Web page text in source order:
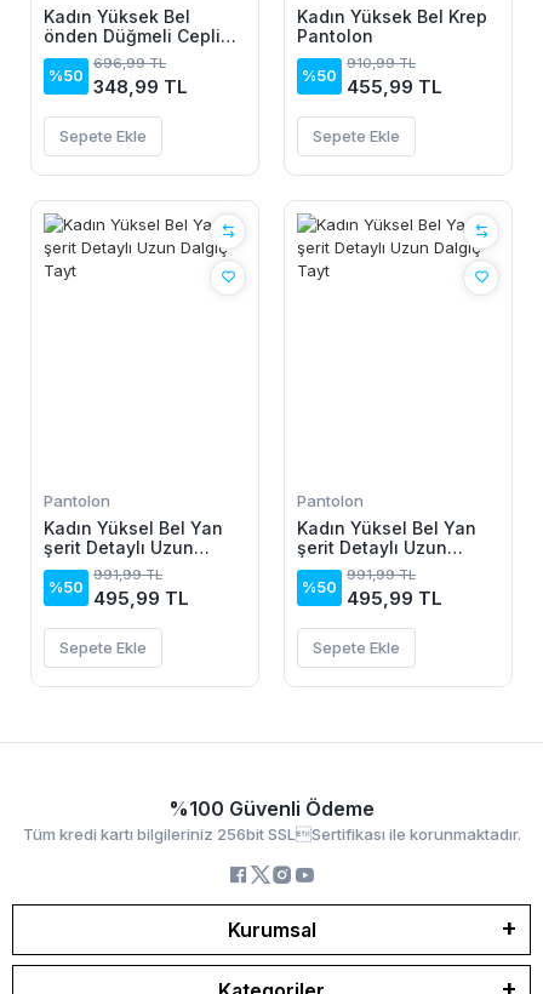
Kadın Yüksek Bel
önden Düğmeli Cepli
Bilek Lastik Detay Atlas
Pantolon
%50
696,99 TL
348,99 TL
Sepete Ekle
Kadın Yüksek Bel Krep
Pantolon
%50
910,99 TL
455,99 TL
Sepete Ekle
Pantolon
Kadın Yüksel Bel Yan
şerit Detaylı Uzun
Dalgıç Tayt
%50
991,99 TL
495,99 TL
Sepete Ekle
Pantolon
Kadın Yüksel Bel Yan
şerit Detaylı Uzun
Dalgıç Tayt
%50
991,99 TL
495,99 TL
Sepete Ekle
%100 Güvenli Ödeme
Tüm kredi kartı bilgileriniz 256bit SSLSertifikası ile korunmaktadır.
Kurumsal